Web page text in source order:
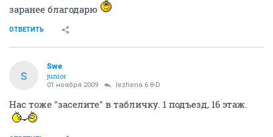
заранее благодарю
ОТВЕТИТЬ
S
Swe
junior
01 ноября 2009 lezhena 6 8-D
Нас тоже "заселите" в табличку. 1 подъезд, 16 этаж.